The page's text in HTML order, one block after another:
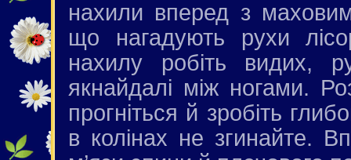
нахили вперед з
що нагадують рухи
нахилу робіть видих,
якнайдалі між ногами.
прогніться й зробіть
в колінах не згинайте.